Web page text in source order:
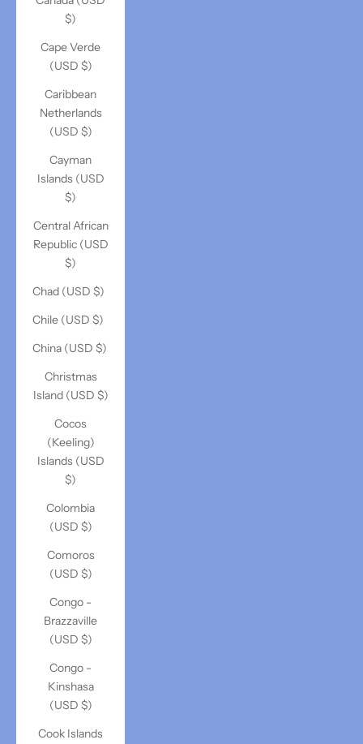
$)
Cape Verde
(USD $)
Caribbean
Netherlands
(USD $)
Cayman
Islands (USD
$)
Central African
Republic (USD
$)
Chad (USD $)
Chile (USD $)
China (USD $)
Christmas
Island (USD $)
Cocos
(Keeling)
Islands (USD
$)
Colombia
(USD $)
Comoros
(USD $)
Congo -
Brazzaville
(USD $)
Congo -
Kinshasa
(USD $)
Cook Islands